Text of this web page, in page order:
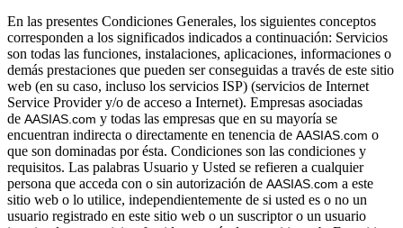
En las presentes Condiciones Generales, los siguientes conceptos
corresponden a los significados indicados a continuación: Servicios
son todas las funciones, instalaciones, aplicaciones, informaciones o
demás prestaciones que pueden ser conseguidas a través de este sitio
web (en su caso, incluso los servicios ISP) (servicios de Internet
Service Provider y/o de acceso a Internet). Empresas asociadas
de AASIAS.com y todas las empresas que en su mayoría se
encuentran indirecta o directamente en tenencia de AASIAS.com o
que son dominadas por ésta. Condiciones son las condiciones y
requisitos. Las palabras Usuario y Usted se refieren a cualquier
persona que acceda con o sin autorización de AASIAS.com a este
sitio web o lo utilice, independientemente de si usted es o no un
usuario registrado en este sitio web o un suscriptor o un usuario